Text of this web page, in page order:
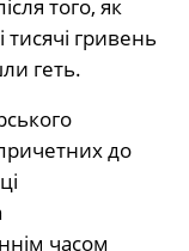
того, як
гривень
геть.
до
часом